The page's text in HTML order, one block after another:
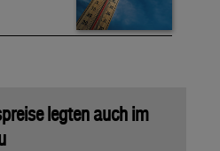
legten auch im